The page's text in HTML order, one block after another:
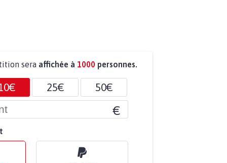
sera affichée à 1000 personnes.
25€ 50€
€